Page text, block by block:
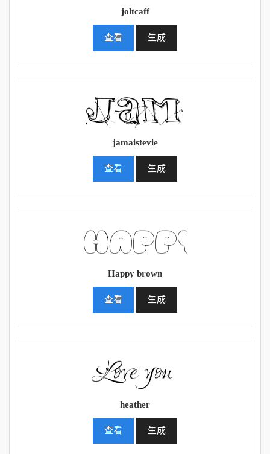
joltcaff
查看 生成
jamaistevie
查看 生成
Happy brown
查看 生成
heather
查看 生成